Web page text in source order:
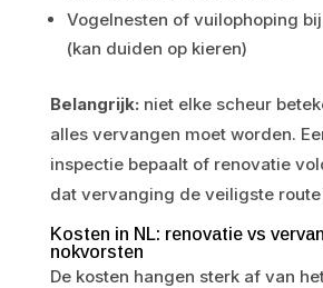
Vogelnesten of vuilophoping
(kan duiden op kieren)
Belangrijk: niet elke scheur
alles vervangen moet worden.
inspectie bepaalt of renovatie
dat vervanging de veiligste route
Kosten in NL: renovatie vs
nokvorsten
De kosten hangen sterk af van